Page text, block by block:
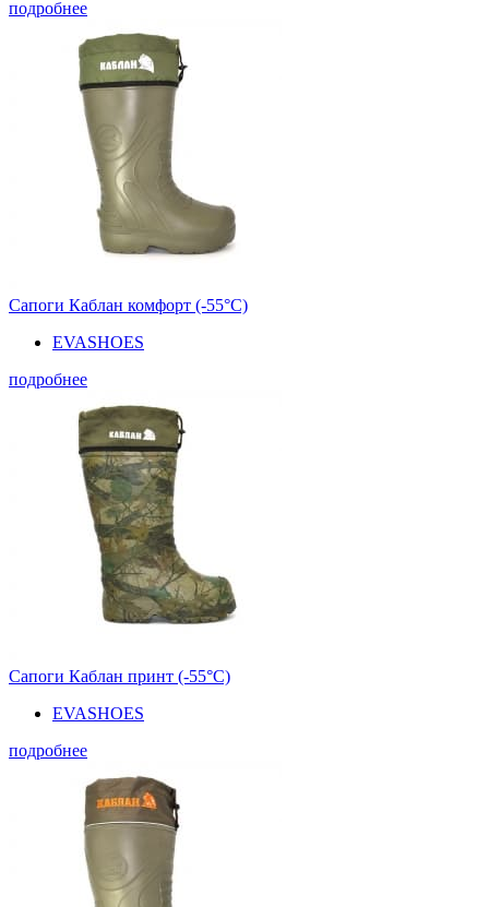
подробнее
Сапоги Каблан комфорт (-55°С)
EVASHOES
подробнее
Сапоги Каблан принт (-55°С)
EVASHOES
подробнее